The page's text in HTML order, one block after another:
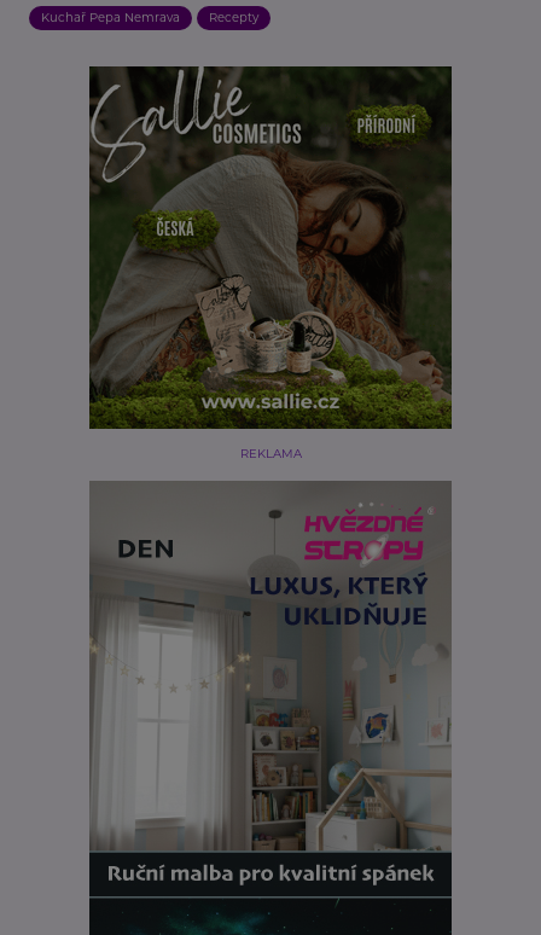
Kuchař Pepa Nemrava Recepty
REKLAMA